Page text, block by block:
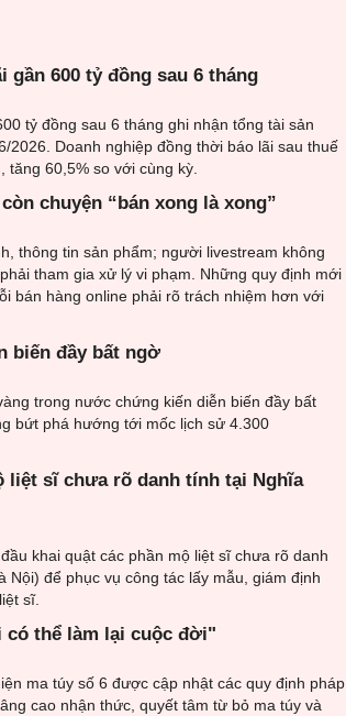
gần 600 tỷ đồng sau 6 tháng
tỷ đồng sau 6 tháng ghi nhận tổng tài sản
2026. Doanh nghiệp đồng thời báo lãi sau thuế
tăng 60,5% so với cùng kỳ.
chuyện “bán xong là xong”
thông tin sản phẩm; người livestream không
tham gia xử lý vi phạm. Những quy định mới
bán hàng online phải rõ trách nhiệm hơn với
biến đầy bất ngờ
trong nước chứng kiến diễn biến đầy bất
bứt phá hướng tới mốc lịch sử 4.300
liệt sĩ chưa rõ danh tính tại Nghĩa
khai quật các phần mộ liệt sĩ chưa rõ danh
Nội) để phục vụ công tác lấy mẫu, giám định
sĩ.
có thể làm lại cuộc đời"
ma túy số 6 được cập nhật các quy định pháp
cao nhận thức, quyết tâm từ bỏ ma túy và